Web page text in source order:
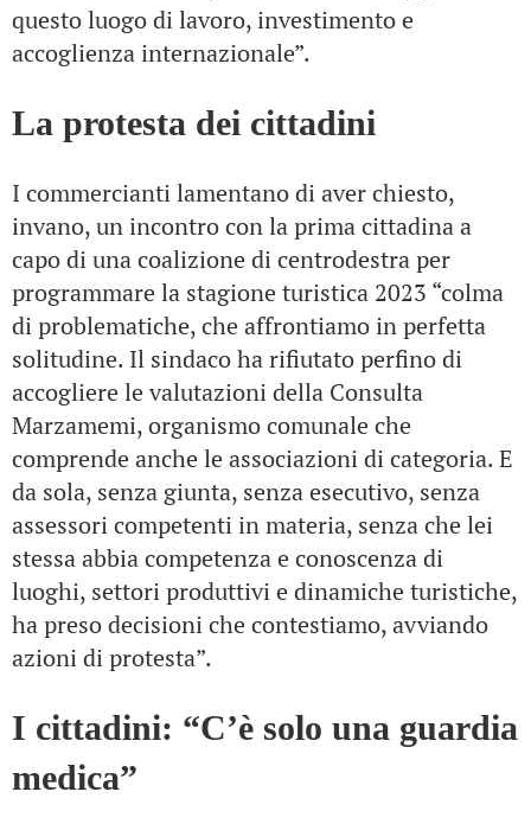
questo luogo di lavoro, investimento e
accoglienza internazionale”.
La protesta dei cittadini
I commercianti lamentano di aver chiesto,
invano, un incontro con la prima cittadina a
capo di una coalizione di centrodestra per
programmare la stagione turistica 2023 “colma
di problematiche, che affrontiamo in perfetta
solitudine. Il sindaco ha rifiutato perfino di
accogliere le valutazioni della Consulta
Marzamemi, organismo comunale che
comprende anche le associazioni di categoria. E
da sola, senza giunta, senza esecutivo, senza
assessori competenti in materia, senza che lei
stessa abbia competenza e conoscenza di
luoghi, settori produttivi e dinamiche turistiche,
ha preso decisioni che contestiamo, avviando
azioni di protesta”.
I cittadini: “C’è solo una guardia
medica”